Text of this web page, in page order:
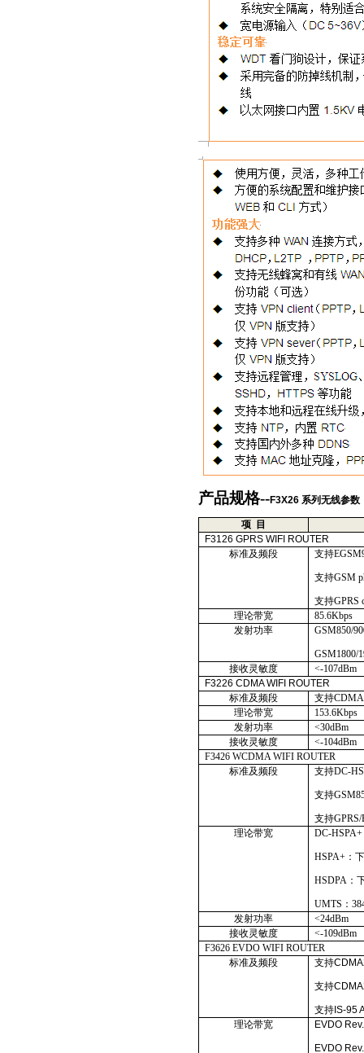
产品规格--F3X26 系列无线参数
项
目
F3126 GPRS WIFI ROUTER
标准及频段
支持
支持GSM
支持GPRS
理论带宽
85.6Kbps
发射功率
GSM850/
GSM1800/
接收灵敏度
<-107dBm
F3226 CDMA WIFI ROUTER
标准及频段
支持
理论带宽
153.6Kbps
发射功率
<30dBm
接收灵敏度
<-104dBm
F3426 WCDMA WIFI ROUTER
标准及频段
支持DC-
支持
支持
理论带宽
DC-HSPA+
HSPA+ ：
HSDPA ：
UMTS ：
发射功率
<24dBm
接收灵敏度
<-109dBm
F3626 EVDO WIFI ROUTER
标准及频段
支持
支持
支持 IS-95
理论带宽
EVDO
EVDO